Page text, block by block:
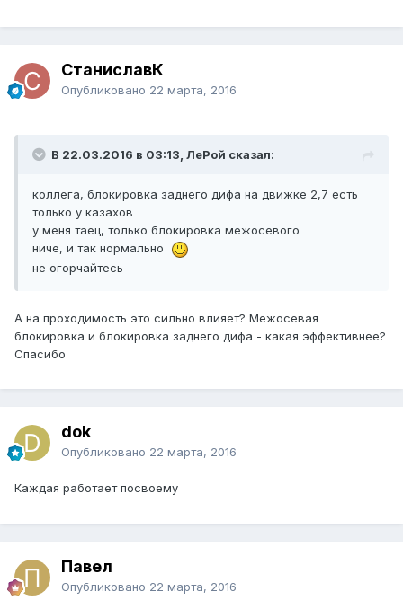
СтаниславК
Опубликовано 22 марта, 2016
В 22.03.2016 в 03:13, ЛеРой сказал:
коллега, блокировка заднего дифа на движке 2,7 есть
только у казахов
у меня таец, только блокировка межосевого
ниче, и так нормально
не огорчайтесь
А на проходимость это сильно влияет? Межосевая
блокировка и блокировка заднего дифа - какая эффективнее?
Спасибо
dok
Опубликовано 22 марта, 2016
Каждая работает посвоему
Павел
Опубликовано 22 марта, 2016